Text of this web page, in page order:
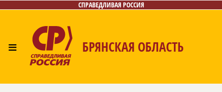
СПРАВЕДЛИВАЯ РОССИЯ
≡ БРЯНСКАЯ ОБЛАСТЬ